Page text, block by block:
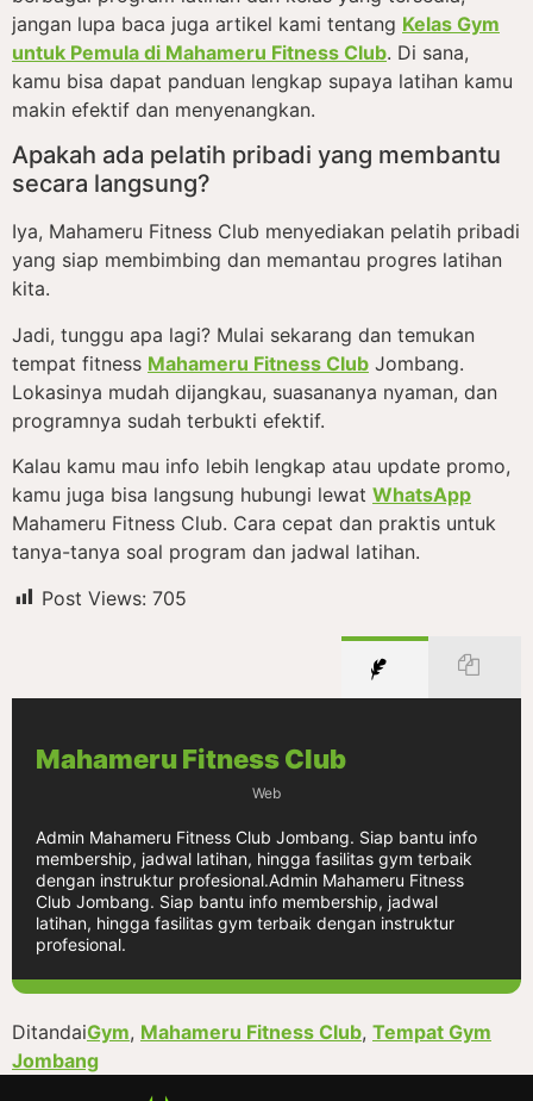
jangan lupa baca juga artikel kami tentang Kelas Gym
untuk Pemula di Mahameru Fitness Club. Di sana,
kamu bisa dapat panduan lengkap supaya latihan kamu
makin efektif dan menyenangkan.
Apakah ada pelatih pribadi yang membantu
secara langsung?
Iya, Mahameru Fitness Club menyediakan pelatih pribadi
yang siap membimbing dan memantau progres latihan
kita.
Jadi, tunggu apa lagi? Mulai sekarang dan temukan
tempat fitness Mahameru Fitness Club Jombang.
Lokasinya mudah dijangkau, suasananya nyaman, dan
programnya sudah terbukti efektif.
Kalau kamu mau info lebih lengkap atau update promo,
kamu juga bisa langsung hubungi lewat WhatsApp
Mahameru Fitness Club. Cara cepat dan praktis untuk
tanya-tanya soal program dan jadwal latihan.
Post Views: 705
Mahameru Fitness Club
Web
Admin Mahameru Fitness Club Jombang. Siap bantu info
membership, jadwal latihan, hingga fasilitas gym terbaik
dengan instruktur profesional.Admin Mahameru Fitness
Club Jombang. Siap bantu info membership, jadwal
latihan, hingga fasilitas gym terbaik dengan instruktur
profesional.
DitandaiGym, Mahameru Fitness Club, Tempat Gym
Jombang